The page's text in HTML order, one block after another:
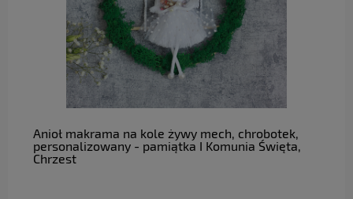
Anioł makrama na kole żywy mech, chrobotek,
personalizowany - pamiątka I Komunia Święta,
Chrzest
do koszyka